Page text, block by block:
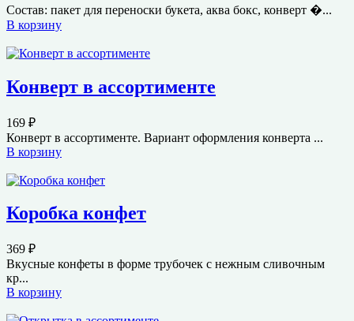
Состав: пакет для переноски букета, аква бокс, конверт �...
В корзину
Конверт в ассортименте
169 ₽
Конверт в ассортименте. Вариант оформления конверта ...
В корзину
Коробка конфет
369 ₽
Вкусные конфеты в форме трубочек с нежным сливочным
кр...
В корзину